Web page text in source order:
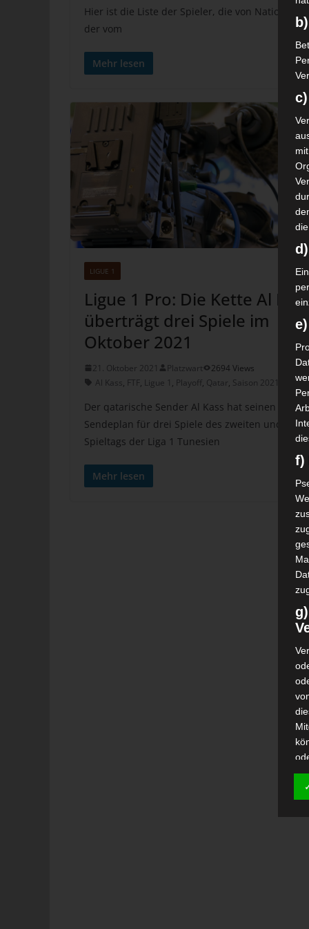
Hier ist die Liste der Spieler, die von
der vom
Mehr lesen
LIGUE 1
Ligue 1 Pro: Die Kette Al
überträgt drei Spiele im
Oktober 2021
21. Oktober 2021 Platzwart
2694 Views
Al Kass, FTF, Ligue 1 , Playoff, Qatar, Saison 2021/2022,
Der qatarische Sender Al Kass hat seinen
Sendeplan für drei Spiele des zweiten und
Spieltags der Liga 1 Tunesien
Mehr lesen
f)